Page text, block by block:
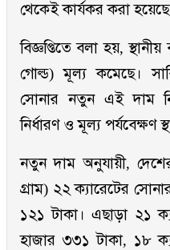
থেকেই কার্যকর করা
বিজ্ঞপ্তিতে বলা হয়,
গোল্ড) মূল্য কমেছে।
সোনার নতুন এই দাম
নির্ধারণ ও মূল্য পর্যবেক্ষণ
নতুন দাম অনুযায়ী,
গ্রাম) ২২ ক্যারেটের
১২১ টাকা। এছাড়া ২১
হাজার ৩৩১ টাকা, ১৮